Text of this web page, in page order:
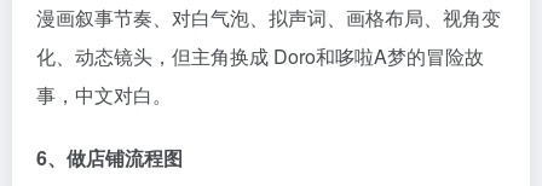
漫画叙事节奏、对白气泡、拟声词、画格布局、视角变
化、动态镜头，但主角换成 Doro和哆啦A梦的冒险故
事，中文对白。
6、做店铺流程图